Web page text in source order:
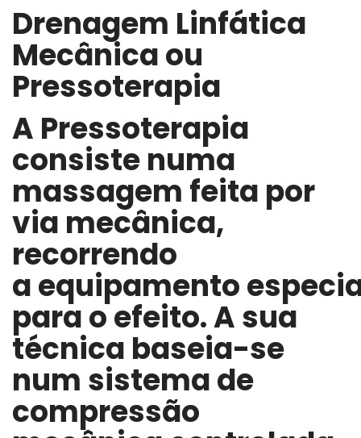
Drenagem Linfática
Mecânica ou
Pressoterapia
A Pressoterapia
consistenuma
massagem feita por
via mecânica,
recorrendo
a equipamento
para o efeito. A sua
técnica baseia-se
num sistema de
compressão